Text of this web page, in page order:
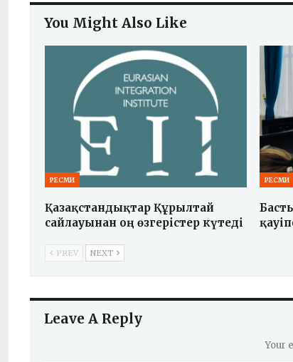
You Might Also Like
РЕСМИ
Қазақстандықтар Құрылтай
сайлауынан оң өзгерістер күтеді
РЕСМИ
PREV NEXT
Leave A Reply
Your